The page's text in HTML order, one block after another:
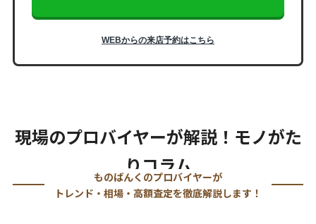
WEBからの来店予約はこちら
現場のプロバイヤーが解説！ モノがた
りコラム
ものばんくのプロバイヤーが
トレンド・相場・高額査定を徹底解説します！